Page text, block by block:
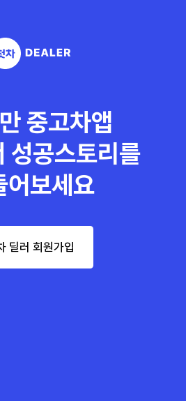
중고차앱
성공스토리를
어보세요
딜러 회원가입